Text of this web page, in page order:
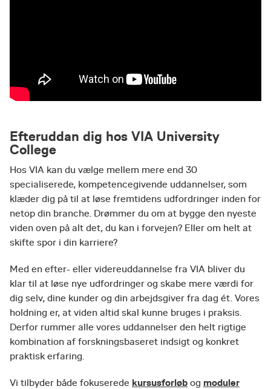
Efteruddan dig hos VIA University
College
Hos VIA kan du vælge mellem mere end 30
specialiserede, kompetencegivende uddannelser, som
klæder dig på til at løse fremtidens udfordringer inden for
netop din branche. Drømmer du om at bygge den nyeste
viden oven på alt det, du kan i forvejen? Eller om helt at
skifte spor i din karriere?
Med en efter- eller videreuddannelse fra VIA bliver du
klar til at løse nye udfordringer og skabe mere værdi for
dig selv, dine kunder og din arbejdsgiver fra dag ét. Vores
holdning er, at viden altid skal kunne bruges i praksis.
Derfor rummer alle vores uddannelser den helt rigtige
kombination af forskningsbaseret indsigt og konkret
praktisk erfaring.
Vi tilbyder både fokuserede kursusforløb og moduler